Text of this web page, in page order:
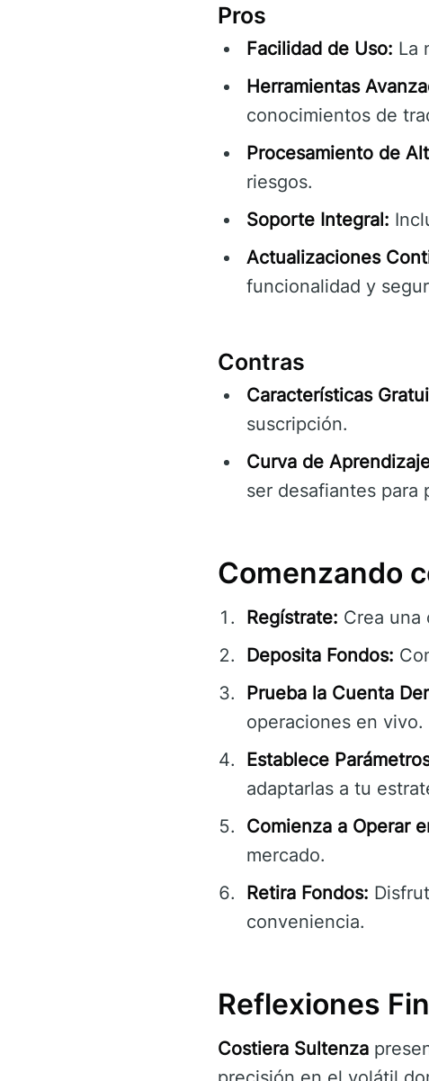
Pros
Facilidad de Uso: La
Herramientas
conocimientos de
Procesamiento de
riesgos.
Soporte Integral:
Actualizaciones
funcionalidad y
Contras
Características
suscripción.
Curva de
ser desafiantes para
Comenzando
Regístrate: Crea una
Deposita Fondos:
Prueba la Cuenta
operaciones en vivo.
Establece
adaptarlas a tu
Comienza a Operar
mercado.
Retira Fondos:
conveniencia.
Reflexiones
Costiera Sultenza